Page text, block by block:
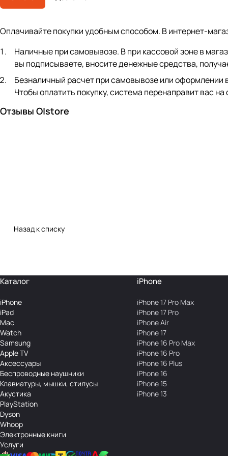
Оплачивайте покупки удобным способом. В интернет-
Наличные при самовывозе. В при кассовой зоне в
вы подписываете, вносите денежные средства,
Безналичный расчет при самовывозе или оформлении
Чтобы оплатить покупку, система перенаправит вас
Отзывы O|store
Назад к списку
Каталог
iPhone
iPad
Mac
Watch
Samsung
Apple TV
Аксесcуары
Беcпроводные наушники
Клавиатуры, мышки, стилусы
Акустика
PlayStation
Dyson
Whoop
Электронные книги
Услуги
iPhone
iPhone 17 Pro Max
iPhone 17 Pro
iPhone Air
iPhone 17
iPhone 16 Pro Max
iPhone 16 Pro
iPhone 16 Plus
iPhone 16
iPhone 15
iPhone 13